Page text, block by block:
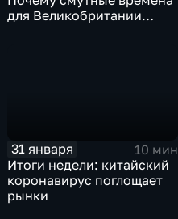
для Великобритании
31 января
10 мин
Итоги недели: китайский
коронавирус поглощает
рынки